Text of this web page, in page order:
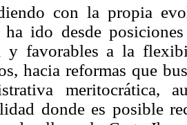
con la propia
ido desde
y favorables a la
hacia reformas que
meritocrática,
donde es posible